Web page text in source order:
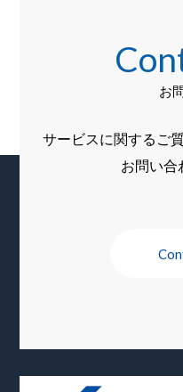
お
サービスに関するご
お問い合